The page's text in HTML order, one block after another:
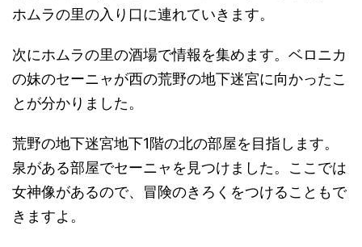
ホムラの里の入り口に連れていきます。
次にホムラの里の酒場で情報を集めます。ベロニカ
の妹のセーニャが西の荒野の地下迷宮に向かったこ
とが分かりました。
荒野の地下迷宮地下1階の北の部屋を目指します。
泉がある部屋でセーニャを見つけました。ここでは
女神像があるので、冒険のきろくをつけることもで
きますよ。